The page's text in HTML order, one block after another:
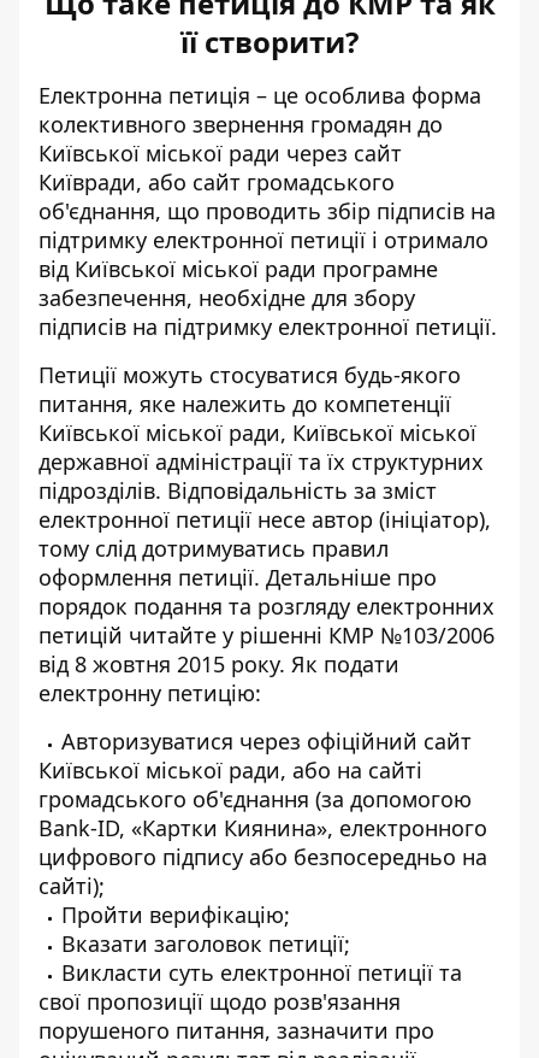
її створити?
Електронна петиція – це особлива форма
колективного звернення громадян до
Київської міської ради через сайт
Київради, або сайт громадського
об'єднання, що проводить збір підписів на
підтримку електронної петиції і отримало
від Київської міської ради програмне
забезпечення, необхідне для збору
підписів на підтримку електронної петиції.
Петиції можуть стосуватися будь-якого
питання, яке належить до компетенції
Київської міської ради, Київської міської
державної адміністрації та їх структурних
підрозділів. Відповідальність за зміст
електронної петиції несе автор (ініціатор),
тому слід дотримуватись правил
оформлення петиції. Детальніше про
порядок подання та розгляду електронних
петицій читайте у рішенні КМР №103/2006
від 8 жовтня 2015 року. Як подати
електронну петицію:
Авторизуватися через офіційний сайт
Київської міської ради, або на сайті
громадського об'єднання (за допомогою
Bank-ID, «Картки Киянина», електронного
цифрового підпису або безпосередньо на
сайті);
Пройти верифікацію;
Вказати заголовок петиції;
Викласти суть електронної петиції та
свої пропозиції щодо розв'язання
порушеного питання, зазначити про